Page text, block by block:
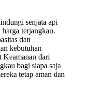
senjata api
harga terjangkau.
dan
kebutuhan
Keamanan dari
bagi siapa saja
tetap aman dan